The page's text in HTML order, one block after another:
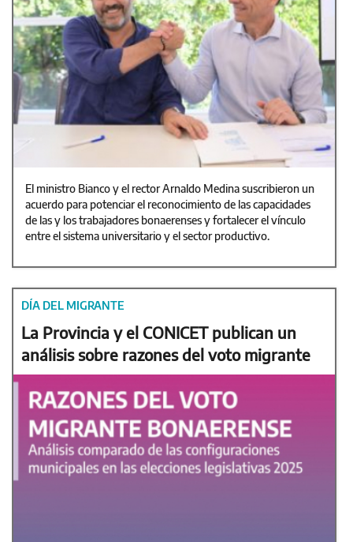
El ministro Bianco y el rector Arnaldo Medina suscribieron un
acuerdo para potenciar el reconocimiento de las capacidades
de las y los trabajadores bonaerenses y fortalecer el vínculo
entre el sistema universitario y el sector productivo.
DÍA DEL MIGRANTE
La Provincia y el CONICET publican un
análisis sobre razones del voto migrante